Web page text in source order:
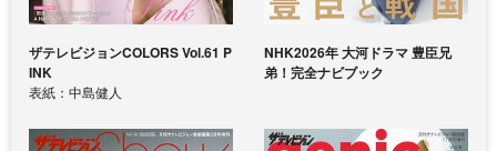
ザテレビジョンCOLORS Vol.61 P
INK
表紙：中島健人
NHK2026年 大河ドラマ 豊臣兄
弟！完全ナビブック